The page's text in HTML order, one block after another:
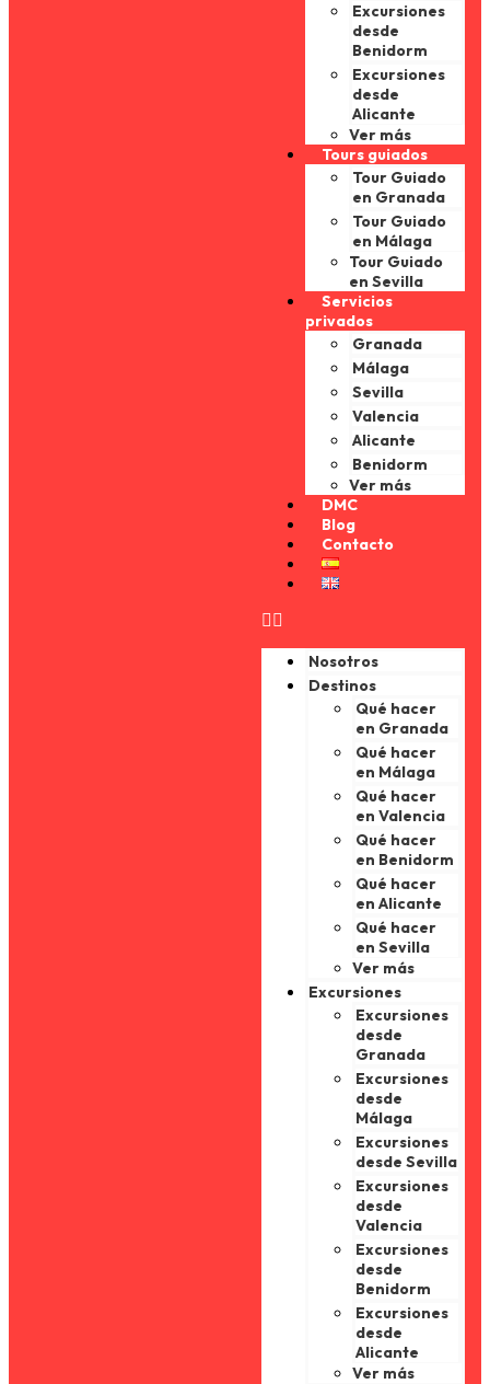
Excursiones
desde
Benidorm
Excursiones
desde
Alicante
Ver más
Tours guiados
Tour Guiado
en Granada
Tour Guiado
en Málaga
Tour Guiado
en Sevilla
Servicios
privados
Granada
Málaga
Sevilla
Valencia
Alicante
Benidorm
Ver más
DMC
Blog
Contacto
Nosotros
Destinos
Qué hacer
en Granada
Qué hacer
en Málaga
Qué hacer
en Valencia
Qué hacer
en Benidorm
Qué hacer
en Alicante
Qué hacer
en Sevilla
Ver más
Excursiones
Excursiones
desde
Granada
Excursiones
desde
Málaga
Excursiones
desde Sevilla
Excursiones
desde
Valencia
Excursiones
desde
Benidorm
Excursiones
desde
Alicante
Ver más